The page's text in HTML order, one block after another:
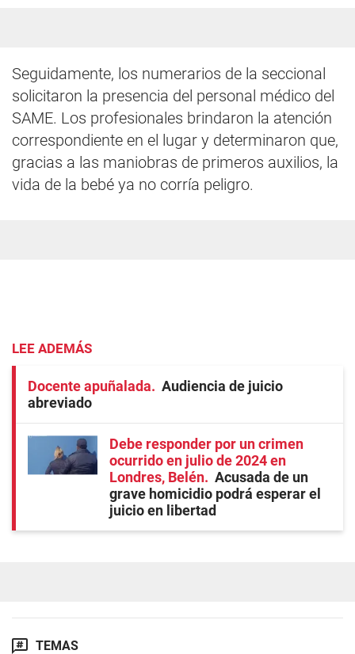
Seguidamente, los numerarios de la seccional
solicitaron la presencia del personal médico del
SAME. Los profesionales brindaron la atención
correspondiente en el lugar y determinaron que,
gracias a las maniobras de primeros auxilios, la
vida de la bebé ya no corría peligro.
LEE ADEMÁS
Docente apuñalada
Audiencia de juicio
abreviado
Debe responder por un crimen
ocurrido en julio de 2024 en
Londres, Belén
Acusada de un
grave homicidio podrá esperar el
juicio en libertad
TEMAS